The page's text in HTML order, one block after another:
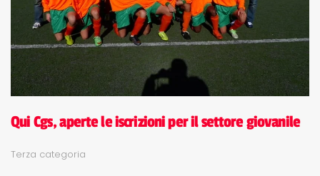
Qui Cgs, aperte le iscrizioni per il settore giovanile
Terza categoria